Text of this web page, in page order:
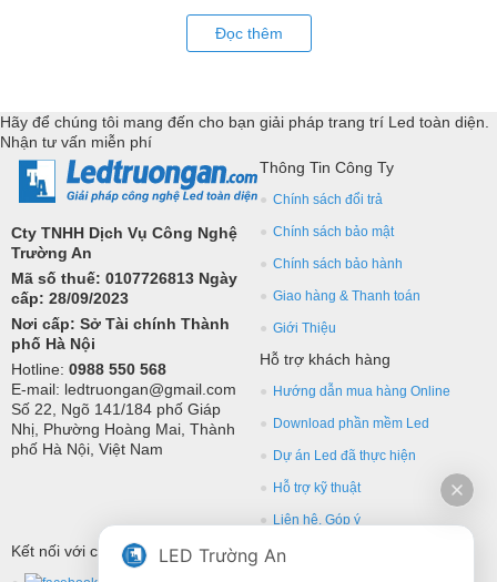
nhiều lĩnh vực của cuộc sống. LED Trường An cung cấp tất cả các
YRL,...Tư vấn giả pháp, hỗ trợ kỹ thuật chuyên sâu cho các
ứng dụng trang trí led.
Đọc thêm
Hãy để chúng tôi mang đến cho bạn giải pháp trang trí Led toàn diện.
Nhận tư vấn miễn phí
Cty TNHH Dịch Vụ Công Nghệ
Trường An
Mã số thuế: 0107726813 Ngày
cấp: 28/09/2023
Nơi cấp: Sở Tài chính Thành
phố Hà Nội
Hotline: 0988 550 568
E-mail: ledtruongan@gmail.com
Số 22, Ngõ 141/184 phố Giáp
Nhị, Phường Hoàng Mai, Thành
phố Hà Nội, Việt Nam
Thông Tin Công Ty
Chính sách đổi trả
Chính sách bảo mật
Chính sách bảo hành
Giao hàng & Thanh toán
Giới Thiệu
Hỗ trợ khách hàng
Hướng dẫn mua hàng Online
Download phần mềm Led
Dự án Led đã thực hiện
Hỗ trợ kỹ thuật
Liên hệ, Góp ý
Kết nối với chúng tôi
LED Trường An